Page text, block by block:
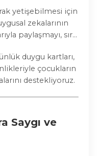
yetişebilmesi için
zekalarının
paylaşmayı, sıra
yaşamlarında
duygu kartları,
çocukların
destekliyoruz.
Saygı ve